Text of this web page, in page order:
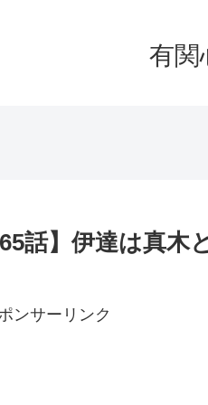
有関
話】伊達は真木
ンサーリンク